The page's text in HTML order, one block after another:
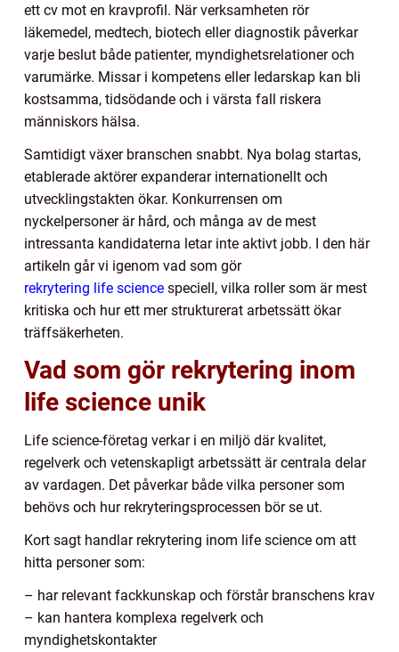
ett cv mot en kravprofil. När verksamheten rör
läkemedel, medtech, biotech eller diagnostik påverkar
varje beslut både patienter, myndighetsrelationer och
varumärke. Missar i kompetens eller ledarskap kan bli
kostsamma, tidsödande och i värsta fall riskera
människors hälsa.
Samtidigt växer branschen snabbt. Nya bolag startas,
etablerade aktörer expanderar internationellt och
utvecklingstakten ökar. Konkurrensen om
nyckelpersoner är hård, och många av de mest
intressanta kandidaterna letar inte aktivt jobb. I den här
artikeln går vi igenom vad som gör
rekrytering life science speciell, vilka roller som är mest
kritiska och hur ett mer strukturerat arbetssätt ökar
träffsäkerheten.
Vad som gör rekrytering inom
life science unik
Life science-företag verkar i en miljö där kvalitet,
regelverk och vetenskapligt arbetssätt är centrala delar
av vardagen. Det påverkar både vilka personer som
behövs och hur rekryteringsprocessen bör se ut.
Kort sagt handlar rekrytering inom life science om att
hitta personer som:
– har relevant fackkunskap och förstår branschens krav
– kan hantera komplexa regelverk och
myndighetskontakter